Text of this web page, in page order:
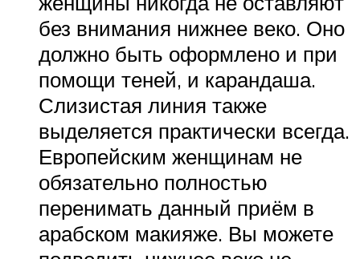
без внимания нижнее веко. Оно
должно быть оформлено и при
помощи теней, и карандаша.
Слизистая линия также
выделяется практически всегда.
Европейским женщинам не
обязательно полностью
перенимать данный приём в
арабском макияже. Вы можете